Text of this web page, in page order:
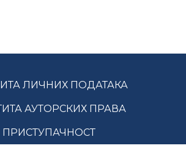
ЛИЧНИХ ПОДАТАКА
АУТОРСКИХ ПРАВА
ПРИСТУПАЧНОСТ